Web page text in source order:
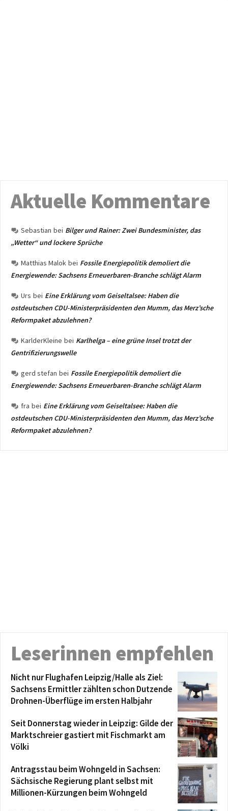
Aktuelle Kommentare
Sebastian bei Bilger und Rainer: Zwei Bundesminister, das
„Wetter“ und lockere Sprüche
Matthias Malok bei Fossile Energiepolitik demoliert die
Energiewende: Sachsens Erneuerbaren-Branche schlägt Alarm
Urs bei Eine Erklärung vom Geiseltalsee: Haben die
ostdeutschen CDU-Ministerpräsidenten den Mumm, das Merz’sche
Reformpaket abzulehnen?
KarlderKleine bei Karlhelga – eine grüne Insel trotzt der
Gentrifizierungswelle
gerd stefan bei Fossile Energiepolitik demoliert die
Energiewende: Sachsens Erneuerbaren-Branche schlägt Alarm
fra bei Eine Erklärung vom Geiseltalsee: Haben die
ostdeutschen CDU-Ministerpräsidenten den Mumm, das Merz’sche
Reformpaket abzulehnen?
Leserinnen empfehlen
Nicht nur Flughafen Leipzig/Halle als Ziel:
Sachsens Ermittler zählten schon Dutzende
Drohnen-Überflüge im ersten Halbjahr
Seit Donnerstag wieder in Leipzig: Gilde der
Marktschreier gastiert mit Fischmarkt am
Völki
Antragsstau beim Wohngeld in Sachsen:
Sächsische Regierung plant selbst mit
Millionen-Kürzungen beim Wohngeld